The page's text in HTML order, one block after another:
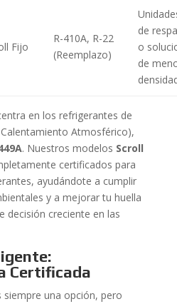
Fijo
R-410A, R-22
(Reemplazo)
de
o
de
en los refrigerantes de
Atmosférico),
. Nuestros modelos Scroll
certificados para
ayudándote a cumplir
y a mejorar tu huella
decisión creciente en las
Certificada
una opción, pero